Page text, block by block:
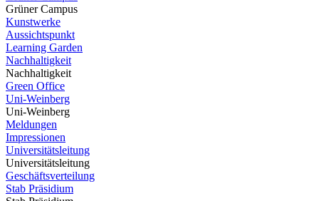
Grüner Campus
Kunstwerke
Aussichtspunkt
Learning Garden
Nachhaltigkeit
Nachhaltigkeit
Green Office
Uni-Weinberg
Uni-Weinberg
Meldungen
Impressionen
Universitätsleitung
Universitätsleitung
Geschäftsverteilung
Stab Präsidium